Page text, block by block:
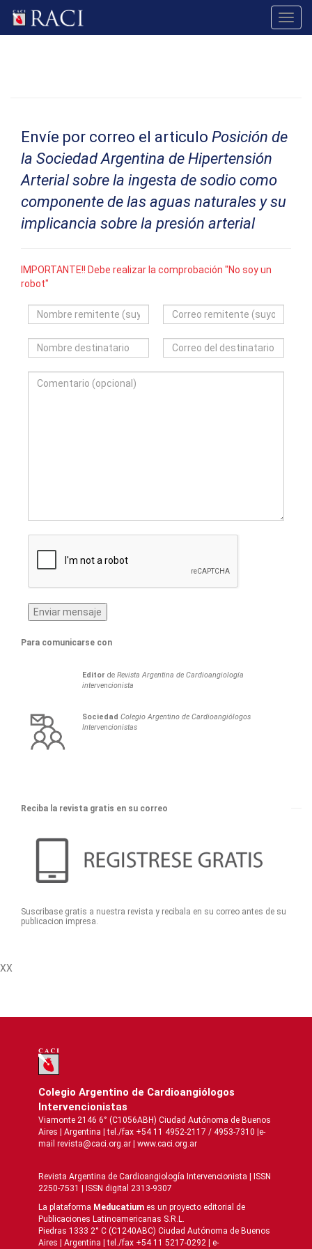
Envíe por correo el articulo Posición de
la Sociedad Argentina de Hipertensión
Arterial sobre la ingesta de sodio como
componente de las aguas naturales y su
implicancia sobre la presión arterial
IMPORTANTE!! Debe realizar la comprobación "No soy un
robot"
Para comunicarse con
Editor deRevista Argentina de Cardioangiología
intervencionista
Sociedad Colegio Argentino de Cardioangiólogos
Intervencionistas
Reciba la revista gratis en su correo
Suscribase gratis a nuestra revista y recibala en su correo antes de su
publicacion impresa.
XX
Colegio Argentino de Cardioangiólogos
Intervencionistas
Viamonte 2146 6° (C1056ABH) Ciudad Autónoma de Buenos
Aires | Argentina | tel./fax +54 11 4952-2117 / 4953-7310 |e-
mail revista@caci.org.ar | www.caci.org.ar
Revista Argentina de Cardioangiologí­a Intervencionista | ISSN
2250-7531 | ISSN digital 2313-9307
La plataforma Meducatium es un proyecto editorial de
Publicaciones Latinoamericanas S.R.L.
Piedras 1333 2° C (C1240ABC) Ciudad Autónoma de Buenos
Aires | Argentina | tel./fax +54 11 5217-0292 | e-